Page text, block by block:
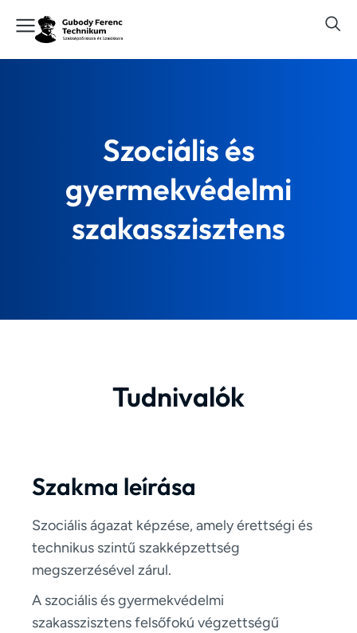
Szociális és
gyermekvédelmi
szakasszisztens
Tudnivalók
Szakma leírása
Szociális ágazat képzése, amely érettségi és
technikus szintű szakképzettség
megszerzésével zárul.
A szociális és gyermekvédelmi
szakasszisztens felsőfokú végzettségű